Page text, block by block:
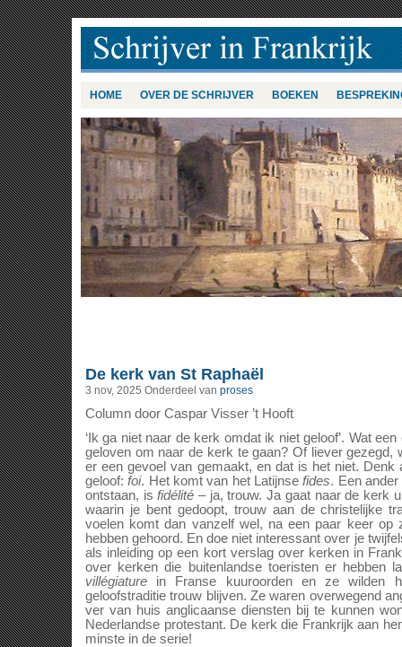
HOME OVER DE SCHRIJVER BOEKEN
De kerk van St Raphaël
3 nov, 2025 Onderdeel van proses
Column door Caspar Visser ’t Hooft
‘Ik ga niet naar de kerk omdat ik niet geloof’. Wat
geloven om naar de kerk te gaan? Of liever gezegd,
er een gevoel van gemaakt, en dat is het niet. Denk
geloof:foi. Het komt van het Latijnsefides. Een
ontstaan, isfidélité – ja, trouw. Ja gaat naar de kerk
waarin je bent gedoopt, trouw aan de christelijke
voelen komt dan vanzelf wel, na een paar keer op
hebben gehoord. En doe niet interessant over je
als inleiding op een kort verslag over kerken in
over kerken die buitenlandse toeristen er hebben
villégiature in Franse kuuroorden en ze wilden
geloofstraditie trouw blijven. Ze waren overwegend
ver van huis anglicaanse diensten bij te kunnen
Nederlandse protestant. De kerk die Frankrijk aan
minste in de serie!